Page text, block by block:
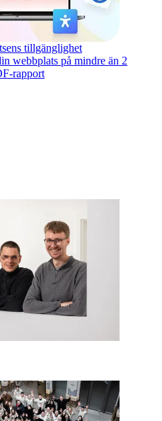
tillgänglighet
webbplats på mindre än 2
rapport